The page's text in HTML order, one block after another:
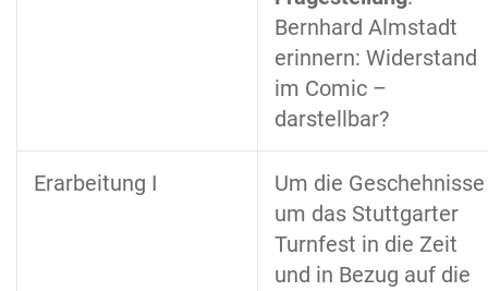
Bernhard Almstadt
erinnern: Widerstand
im Comic –
darstellbar?
Erarbeitung I
Um die Geschehnisse
um das Stuttgarter
Turnfest in die Zeit
und in Bezug auf die